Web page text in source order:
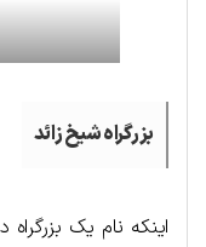
بزرگراه شیخ زائد
اینکه نام یک